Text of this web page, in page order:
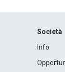
Società
Info